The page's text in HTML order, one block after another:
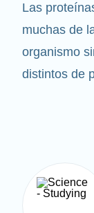
Las
muchas de
organismo
distintos de